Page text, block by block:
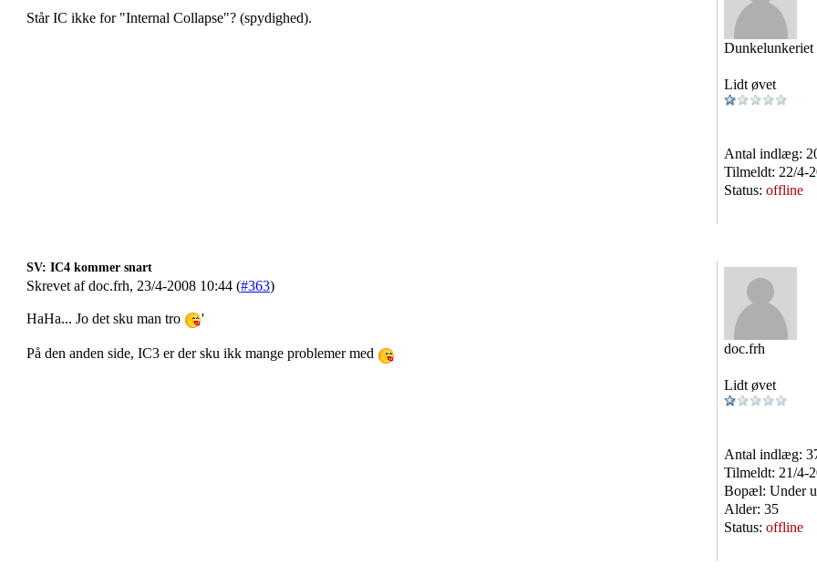
Står IC ikke for "Internal Collapse"? (spydighed).
Dunkelunkeriet
Lidt øvet
Antal indlæg:
Tilmeldt: 22/4-
Status: offline
SV: IC4 kommer snart
Skrevet af doc.frh, 23/4-2008 10:44 (#363)
HaHa... Jo det sku man tro '
På den anden side, IC3 er der sku ikk mange problemer med doc.frh
Lidt øvet
Antal indlæg:
Tilmeldt: 21/4-
Bopæl: Under
Alder: 35
Status: offline